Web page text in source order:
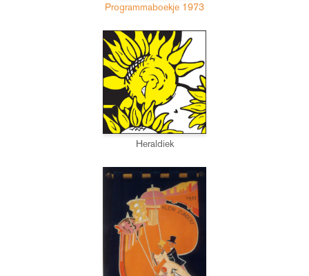
Programmaboekje 1973
Heraldiek